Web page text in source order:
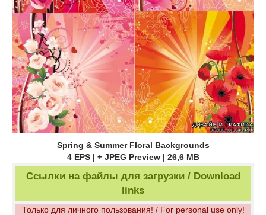
Spring & Summer Floral Backgrounds
4 EPS | + JPEG Preview | 26,6 MB
Ссылки на файлы для загрузки / Download
links
Только для личного пользования! / For personal use only!